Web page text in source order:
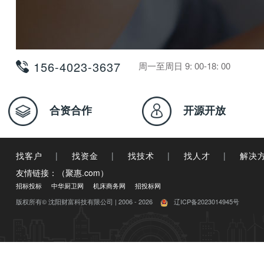
156-4023-3637 周一至周日 9: 00-18: 00
合资合作 开源开放
找客户 | 找资金 | 找技术 | 找人才 |
解决
友情链接：（聚惠.com）
招标投标 中华厨卫网 机床商务网
招投标网
版权所有© 沈阳财富科技有限公司 | 2006 - 2026
辽ICP备2023014945号